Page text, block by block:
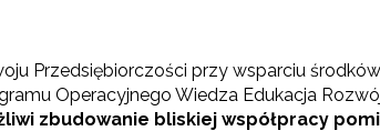
Przedsiębiorczości przy wsparciu środków
Operacyjnego Wiedza Edukacja
zbudowanie bliskiej współpracy